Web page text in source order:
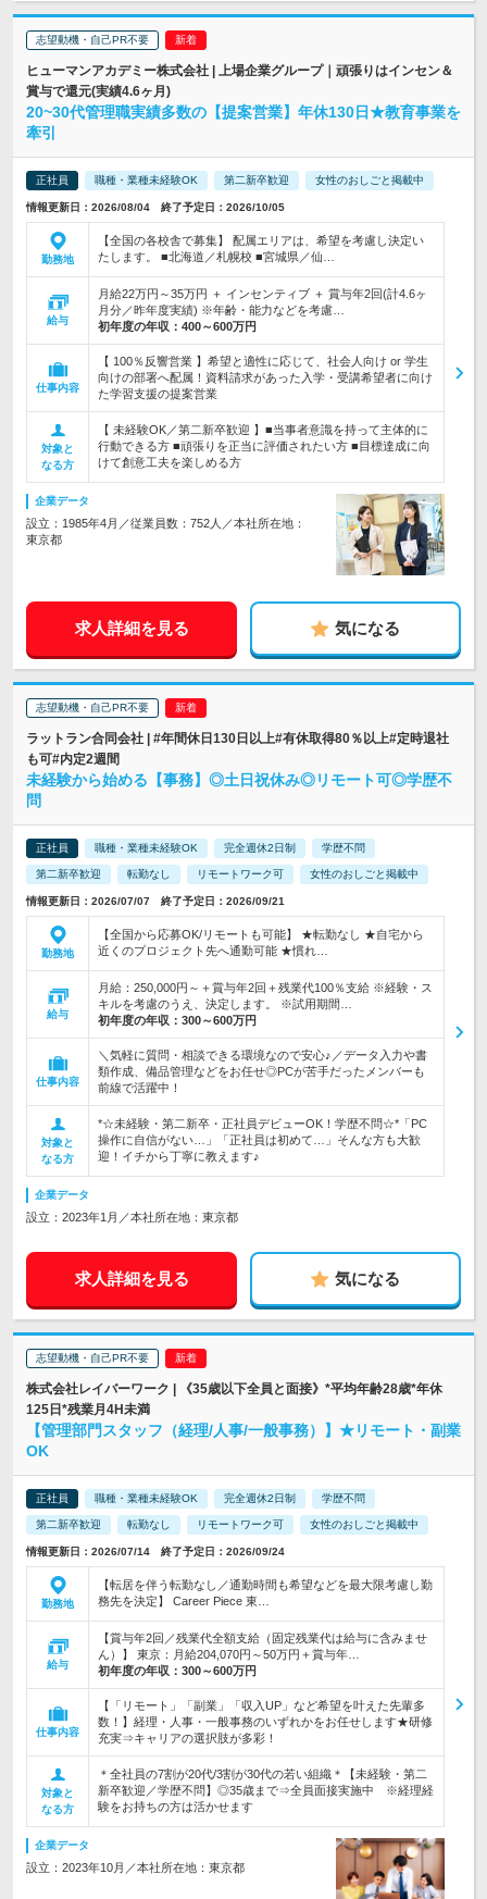
志望動機・自己PR不要
ヒューマンアカデミー株式会社 | 上場企業グループ｜頑張りはインセン＆
賞与で還元(実績4.6ヶ月)
20~30代管理職実績多数の【提案営業】年休130日★教育事業を
牽引
正社員 職種・業種未経験OK 第二新卒歓迎 女性のおしごと掲載中
情報更新日：2026/08/04 終了予定日：2026/10/05
勤務地
【全国の各校舎で募集】 配属エリアは、希望を考慮し決定い
たします。 ■北海道／札幌校 ■宮城県／仙…
給与
月給22万円～35万円 ＋ インセンティブ ＋ 賞与年2回(計4.6ヶ
月分／昨年度実績) ※年齢・能力などを考慮…
初年度の年収： 400～600万円
仕事内容
【 100％反響営業 】希望と適性に応じて、社会人向け or 学生
向けの部署へ配属！資料請求があった入学・受講希望者に向け
た学習支援の提案営業
対象と
なる方
【 未経験OK／第二新卒歓迎 】■当事者意識を持って主体的に
行動できる方 ■頑張りを正当に評価されたい方 ■目標達成に向
けて創意工夫を楽しめる方
企業データ
設立：1985年4月／従業員数：752人／本社所在地：
東京都
求人詳細を見る 気になる
志望動機・自己PR不要
ラットラン合同会社 | #年間休日130日以上#有休取得80％以上#定時退社
も可#内定2週間
未経験から始める【事務】◎土日祝休み◎リモート可◎学歴不
問
正社員 職種・業種未経験OK 完全週休2日制 学歴不問
第二新卒歓迎 転勤なし リモートワーク可 女性のおしごと掲載中
情報更新日：2026/07/07 終了予定日：2026/09/21
勤務地
【全国から応募OK/リモートも可能】 ★転勤なし ★自宅から
近くのプロジェクト先へ通勤可能 ★慣れ…
給与
月給：250,000円～＋賞与年2回＋残業代100％支給 ※経験・ス
キルを考慮のうえ、決定します。 ※試用期間…
初年度の年収： 300～600万円
仕事内容
＼気軽に質問・相談できる環境なので安心♪／データ入力や書
類作成、備品管理などをお任せ◎PCが苦手だったメンバーも
前線で活躍中！
対象と
なる方
*☆未経験・第二新卒・正社員デビューOK！学歴不問☆*「PC
操作に自信がない…」「正社員は初めて…」そんな方も大歓
迎！イチから丁寧に教えます♪
企業データ
設立：2023年1月／本社所在地：東京都
求人詳細を見る 気になる
志望動機・自己PR不要
株式会社レイバーワーク | 《35歳以下全員と面接》*平均年齢28歳*年休
125日*残業月4H未満
【管理部門スタッフ（経理/人事/一般事務）】★リモート・副業
OK
正社員 職種・業種未経験OK 完全週休2日制 学歴不問
第二新卒歓迎 転勤なし リモートワーク可 女性のおしごと掲載中
情報更新日：2026/07/14 終了予定日：2026/09/24
勤務地
【転居を伴う転勤なし／通勤時間も希望などを最大限考慮し勤
務先を決定】 Career Piece 東…
給与
【賞与年2回／残業代全額支給（固定残業代は給与に含みませ
ん）】 東京：月給204,070円～50万円＋賞与年…
初年度の年収： 300～600万円
仕事内容
【「リモート」「副業」「収入UP」など希望を叶えた先輩多
数！】経理・人事・一般事務のいずれかをお任せします★研修
充実⇒キャリアの選択肢が多彩！
対象と
なる方
＊全社員の7割が20代/3割が30代の若い組織＊【未経験・第二
新卒歓迎／学歴不問】◎35歳まで⇒全員面接実施中 ※経理経
験をお持ちの方は活かせます
企業データ
設立：2023年10月／本社所在地：東京都